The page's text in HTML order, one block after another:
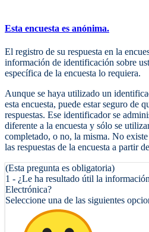
Esta encuesta es anónima.
El registro de su respuesta en la
información de identificación sobre
específica de la encuesta lo requiera.
Aunque se haya utilizado un
esta encuesta, puede estar seguro de
respuestas. Ese identificador se
diferente a la encuesta y sólo se
completado, o no, la misma. No
las respuestas de la encuesta a partir
(Esta pregunta es obligatoria)
1 - ¿Le ha resultado útil la
Electrónica?
Seleccione una de las siguientes